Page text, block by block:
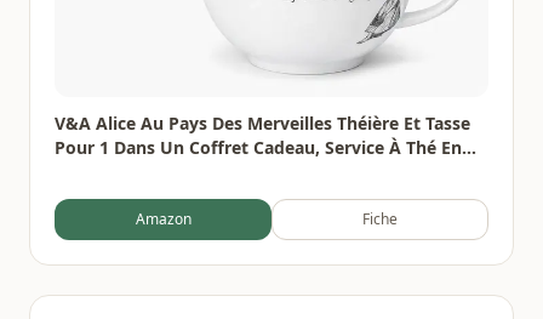
V&A Alice Au Pays Des Merveilles Théière Et Tasse
Pour 1 Dans Un Coffret Cadeau, Service À Thé En
Amazon Fiche